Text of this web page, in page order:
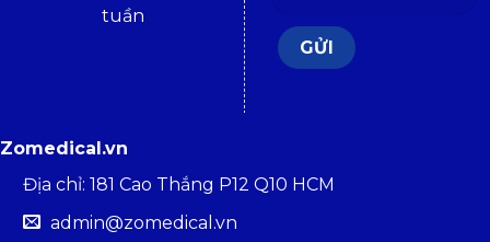
tuần
Zomedical.vn
Địa chỉ: 181 Cao Thắng P12 Q10 HCM
admin@zomedical.vn